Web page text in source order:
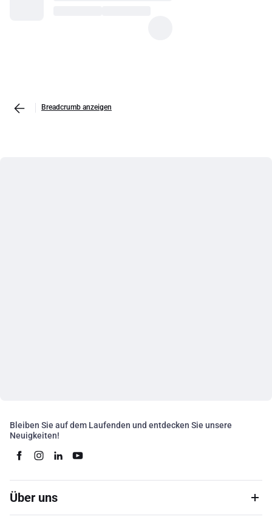
Breadcrumb anzeigen
Bleiben Sie auf dem Laufenden und entdecken Sie unsere
Neuigkeiten!
Über uns